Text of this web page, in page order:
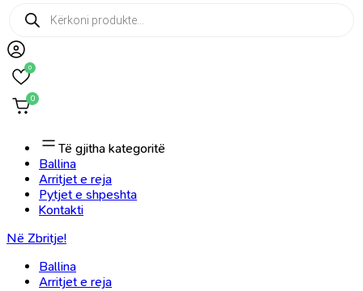
Products
search
0
0
Të gjitha kategoritë
Ballina
Arritjet e reja
Pytjet e shpeshta
Kontakti
Në Zbritje!
Ballina
Arritjet e reja